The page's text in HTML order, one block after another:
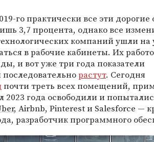
го практически все эти
3,7 процента, однако все
компаний ушли на
в рабочие кабинеты. Их
и вот уже три года показатели
растут. Сегодня
почти треть всех помещений,
2023 года освободили и
, Airbnb, Pinterest и Salesforce —
разработчик программного